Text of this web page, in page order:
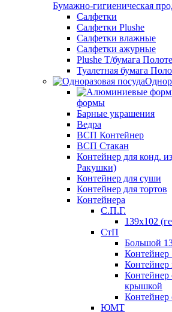
Бумажно-гигиеническая
Салфетки
Салфетки Plushe
Салфетки влажные
Салфетки ажурные
Plushe Т/бумага
Туалетная бумага
формы
Барные украшения
Ведра
ВСП Контейнер
ВСП Стакан
Контейнер для конд.
Ракушки)
Контейнер для суши
Контейнер для тортов
Контейнера
С.П.Г.
139х102
СтП
Большой
Контейнер
Контейнер
Контейнер
крышкой
Контейнер
ЮМТ